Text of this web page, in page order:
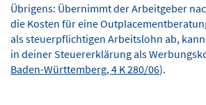
Übrigens: Übernimmt der Arbeitgeber
die Kosten für eine
als steuerpflichtigen Arbeitslohn ab,
in deiner Steuererklärung als
Baden-Württemberg, 4 K 280/06).